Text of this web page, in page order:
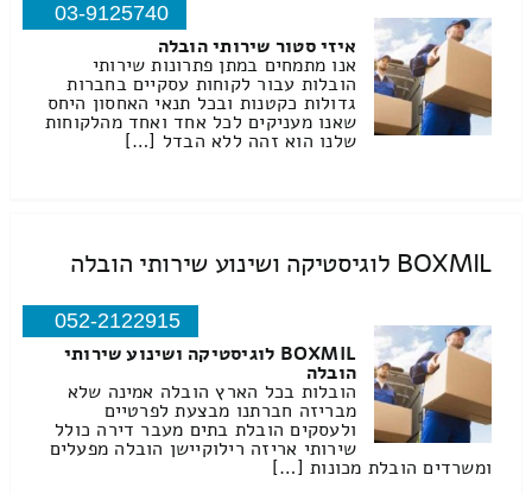
03-9125740
איזי סטור שירותי הובלה
אנו מתמחים במתן פתרונות שירותי
הובלות עבור לקוחות עסקיים בחברות
גדולות כקטנות ובכל תנאי האחסון היחס
שאנו מעניקים לכל אחד ואחד מהלקוחות
שלנו הוא זהה ללא הבדל […]
BOXMIL לוגיסטיקה ושינוע שירותי הובלה
052-2122915
BOXMIL לוגיסטיקה ושינוע שירותי
הובלה
הובלות בכל הארץ הובלה אמינה שלא
מבריזה חברתנו מבצעת לפרטיים
ולעסקים הובלת בתים מעבר דירה כולל
שירותי אריזה רילוקיישן הובלה מפעלים
ומשרדים הובלת מכונות […]